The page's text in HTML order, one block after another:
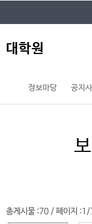
대학원
정보마당 공지
총게시물 :70 /페이지 :1/